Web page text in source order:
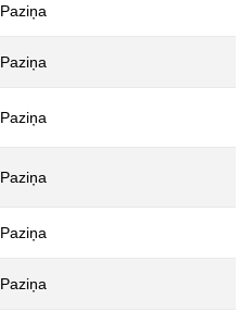
Paziņa
Paziņa
Paziņa
Paziņa
Paziņa
Paziņa